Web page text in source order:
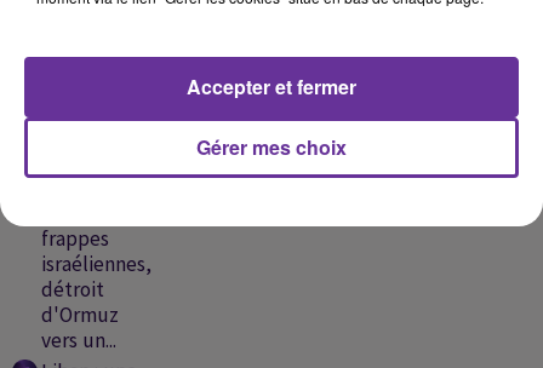
ÉCOUTER
MOMENT
frappes
israéliennes,
détroit
d'Ormuz
vers un...
Gérer mes choix
Accepter et fermer